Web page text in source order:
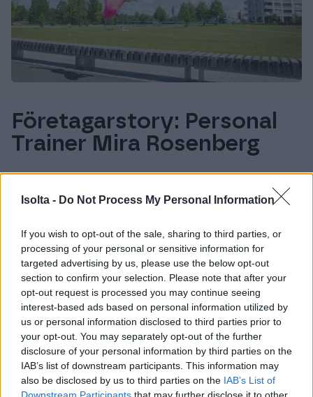
Isolta - Do Not Process My Personal Information
If you wish to opt-out of the sale, sharing to third parties, or
processing of your personal or sensitive information for
targeted advertising by us, please use the below opt-out
section to confirm your selection. Please note that after your
opt-out request is processed you may continue seeing
interest-based ads based on personal information utilized by
us or personal information disclosed to third parties prior to
your opt-out. You may separately opt-out of the further
disclosure of your personal information by third parties on the
IAB’s list of downstream participants. This information may
also be disclosed by us to third parties on the IAB’s List of
Downstream Participants that may further disclose it to other
Företagarstory: Personal
Trainer Mira Rosenberg
Trainer Mira Rosenberg och hennes väg till
varför det lönar sig att lita på sina egna styrkor
och hur osäkerhet och utmaningar kan leda till
ett framgångsrikt företag. När skolbänken inte
lockade och det var svårt att hitta sin egen…